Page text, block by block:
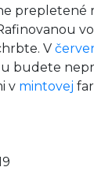
prepletené
V
budete
v mintovej